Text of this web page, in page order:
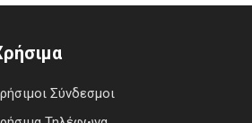
Σύνδεσμοι